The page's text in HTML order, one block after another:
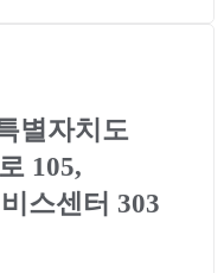
별자치도
105,
스센터 303